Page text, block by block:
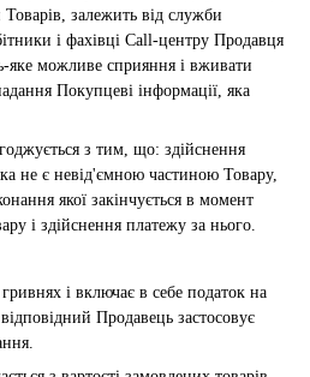
залежить від служби
і фахівці Сall-центру Продавця
яке можливе сприяння і вживати
Покупцеві інформації, яка
з тим, що: здійснення
не є невід'ємною частиною Товару,
якої закінчується в момент
і здійснення платежу за нього.
і включає в себе податок на
Продавець застосовує